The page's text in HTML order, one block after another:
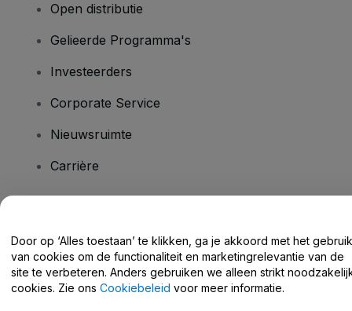
Open distributie
Gelieerde Programma's
Investeerders
Corporate Service
Nieuwsruimte
Carrière
Helpcentrum / Neem Contact Met Ons Op
Door op ‘Alles toestaan’ te klikken, ga je akkoord met het gebruik
van cookies om de functionaliteit en marketingrelevantie van de
site te verbeteren. Anders gebruiken we alleen strikt
cookies. Zie ons Cookiebeleid voor meer informatie.